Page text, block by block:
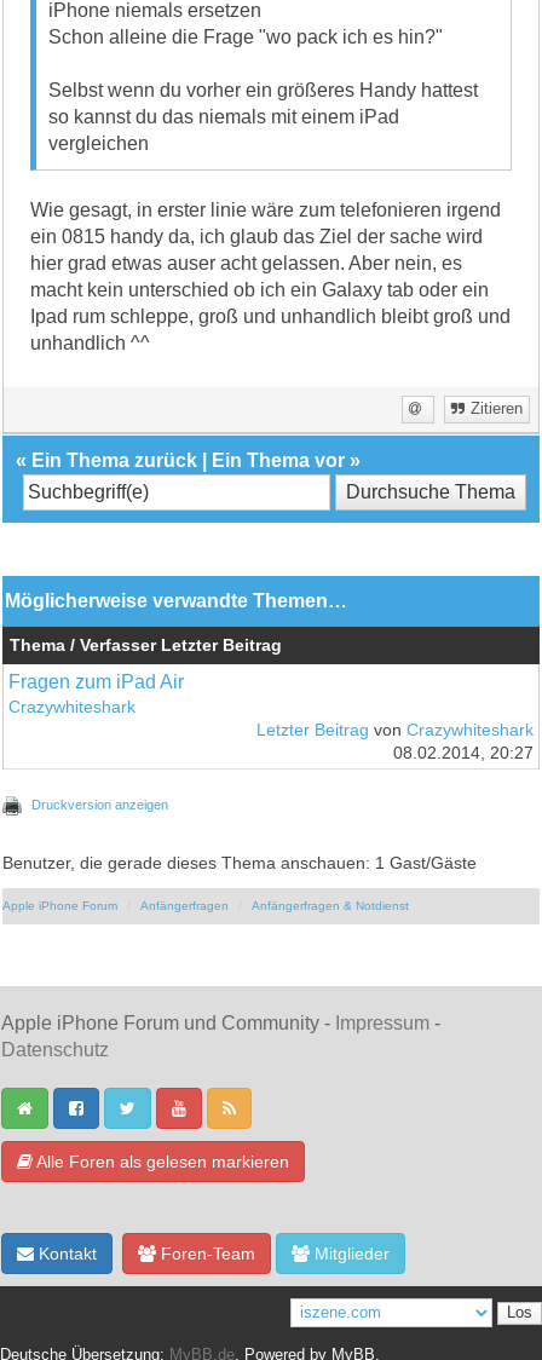
iPhone niemals ersetzen
Schon alleine die Frage "wo pack ich es hin?"
Selbst wenn du vorher ein größeres Handy hattest
so kannst du das niemals mit einem iPad
vergleichen
Wie gesagt, in erster linie wäre zum telefonieren irgend
ein 0815 handy da, ich glaub das Ziel der sache wird
hier grad etwas auser acht gelassen. Aber nein, es
macht kein unterschied ob ich ein Galaxy tab oder ein
Ipad rum schleppe, groß und unhandlich bleibt groß und
unhandlich ^^
Zitieren
« Ein Thema zurück Ein Thema vor »
Möglicherweise verwandte Themen…
Thema / Verfasser Letzter Beitrag
Fragen zum iPad Air
Crazywhiteshark
Letzter Beitrag von Crazywhiteshark
08.02.2014, 20:27
Druckversion anzeigen
Benutzer, die gerade dieses Thema anschauen: 1 Gast/Gäste
Apple iPhone Forum Anfängerfragen Anfängerfragen & Notdienst
Apple iPhone Forum und Community - Impressum -
Datenschutz
Alle Foren als gelesen markieren
Kontakt Foren-Team Mitglieder
Deutsche Übersetzung: MyBB.de, Powered by MyBB.